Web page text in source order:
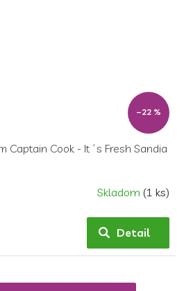
–22 %
Captain Cook - It´s Fresh Sandia
Skladom (1 ks)
Detail